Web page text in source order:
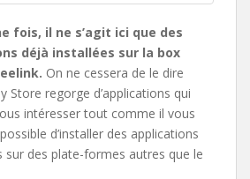
fois, il ne s’agit ici que des
déjà installées sur la box
On ne cessera de le dire
Store regorge d’applications qui
intéresser tout comme il vous
d’installer des applications
sur des plate-formes autres que le